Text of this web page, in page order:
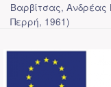
Βαρβίτσας, Ανδρέας
Περρή, 1961)